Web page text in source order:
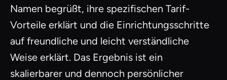
Namen begrüßt, ihre spezifischen Tarif-
Vorteile erklärt und die Einrichtungsschritte
auf freundliche und leicht verständliche
Weise erklärt. Das Ergebnis ist ein
skalierbarer und dennoch persönlicher